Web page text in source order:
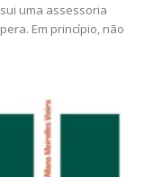
uma assessoria
Em princípio, não